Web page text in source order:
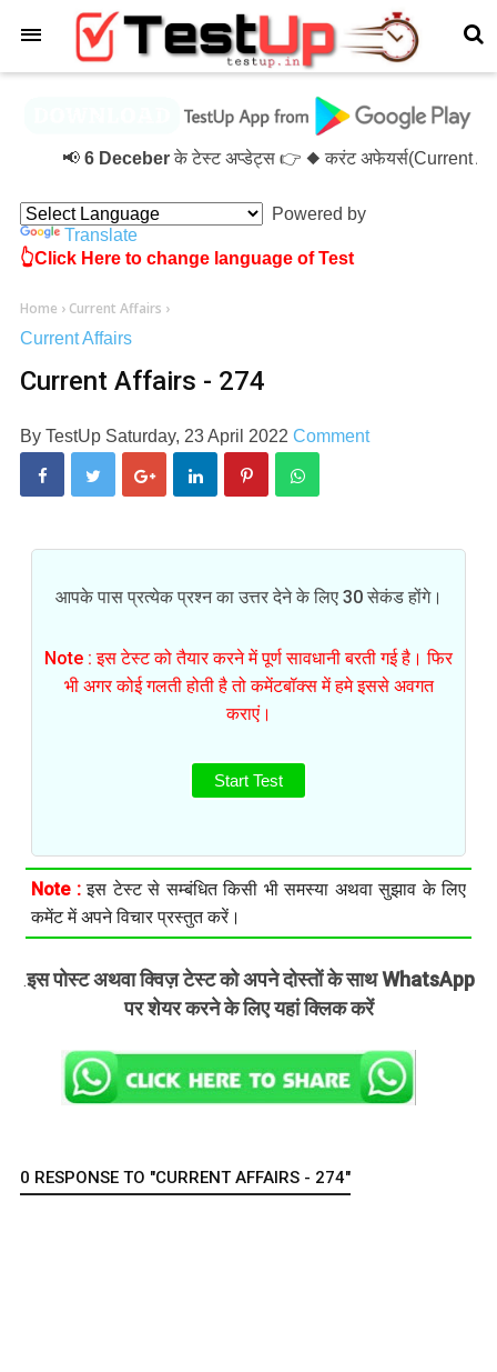
6 Deceberके टेस्ट अप्डेट्स 👉 ◆ करंट अफेयर्स(Current
Powered by
Translate
👆Click Here to change language of Test
Home › Current Affairs ›
Current Affairs
Current Affairs - 274
By TestUp Saturday, 23 April 2022 Comment
आपके पास प्रत्येक प्रश्न का उत्तर देने के लिए 30 सेकंड होंगे।
Note : इस टेस्ट को तैयार करने में पूर्ण सावधानी बरती गई है। फिर
भी अगर कोई गलती होती है तो कमेंटबॉक्स में हमे इससे अवगत
कराएं।
Start Test
Note :इस टेस्ट से सम्बंधित किसी भी समस्या अथवा सुझाव के लिए
कमेंट में अपने विचार प्रस्तुत करें।
.इस पोस्ट अथवा क्विज़ टेस्ट को अपने दोस्तों के साथ WhatsApp
पर शेयर करने के लिए यहां क्लिक करें
0 RESPONSE TO "CURRENT AFFAIRS - 274"